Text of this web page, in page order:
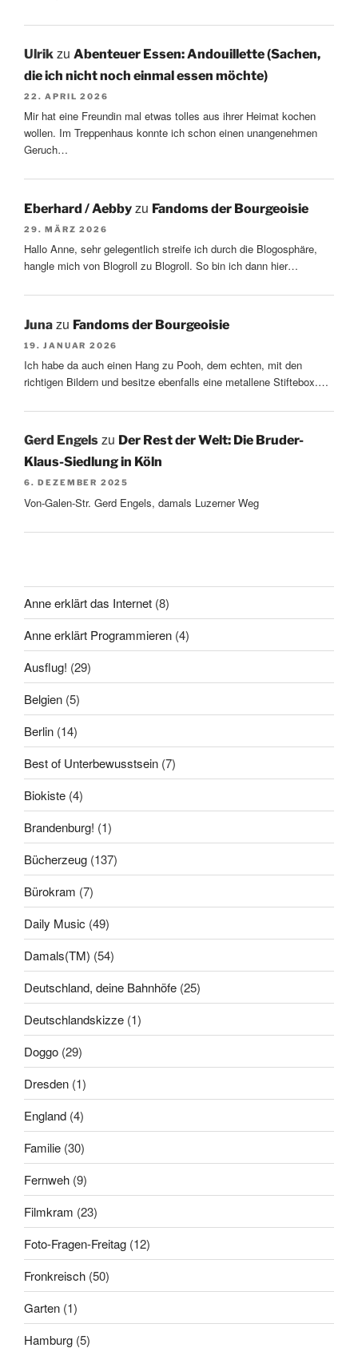
Ulrik zu Abenteuer Essen: Andouillette (Sachen,
die ich nicht noch einmal essen möchte)
22. APRIL 2026
Mir hat eine Freundin mal etwas tolles aus ihrer Heimat kochen
wollen. Im Treppenhaus konnte ich schon einen unangenehmen
Geruch…
Eberhard / Aebby zu Fandoms der Bourgeoisie
29. MÄRZ 2026
Hallo Anne, sehr gelegentlich streife ich durch die Blogosphäre,
hangle mich von Blogroll zu Blogroll. So bin ich dann hier…
Juna zu Fandoms der Bourgeoisie
19. JANUAR 2026
Ich habe da auch einen Hang zu Pooh, dem echten, mit den
richtigen Bildern und besitze ebenfalls eine metallene Stiftebox.…
Gerd Engels zu Der Rest der Welt: Die Bruder-
Klaus-Siedlung in Köln
6. DEZEMBER 2025
Von-Galen-Str. Gerd Engels, damals Luzerner Weg
Anne erklärt das Internet (8)
Anne erklärt Programmieren (4)
Ausflug! (29)
Belgien (5)
Berlin (14)
Best of Unterbewusstsein (7)
Biokiste (4)
Brandenburg! (1)
Bücherzeug (137)
Bürokram (7)
Daily Music (49)
Damals(TM) (54)
Deutschland, deine Bahnhöfe (25)
Deutschlandskizze (1)
Doggo (29)
Dresden (1)
England (4)
Familie (30)
Fernweh (9)
Filmkram (23)
Foto-Fragen-Freitag (12)
Fronkreisch (50)
Garten (1)
Hamburg (5)